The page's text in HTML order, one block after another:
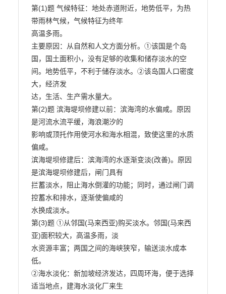
第(1)题 气候特征：地处赤道附近，地势低平，为热
带雨林气候，气候特征为终年
高温多雨。
主要原因：从自然和人文方面分析。①该国是个岛
国，国土面积小，没有足够的收集和储存淡水的空
间。地势低平，不利于储存淡水。②该岛国人口密度
大，经济发
达，生活、生产需水量大。
第(2)题 滨海堤坝修建以前：滨海湾的水偏咸。原因
是河流水流平缓，海浪潮汐的
影响或顶托作用使河水和海水相混，致使这里的水质
偏咸。
滨海堤坝修建后：滨海湾的水逐渐变淡(改善)。原因
是滨海堤坝修建后，闸门具有
拦蓄淡水，阻止海水倒灌的功能；同时，通过闸门调
控蓄水和排水，逐渐使偏咸的
水换成淡水。
第(3)题 ①从邻国(马来西亚)购买淡水。邻国(马来西
亚)面积较大，高温多雨，淡
水资源丰富；两国之间的海峡狭窄，输送淡水成本
低。
②海水淡化：新加坡经济发达，四周环海，便于选择
适当地点，建海水淡化厂来生